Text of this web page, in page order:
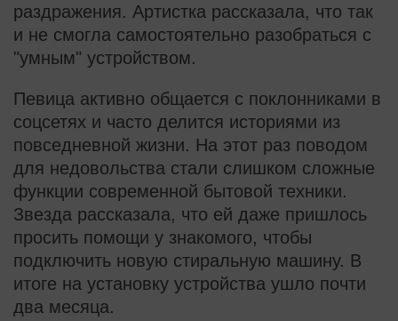
раздражения. Артистка рассказала, что так
и не смогла самостоятельно разобраться с
"умным" устройством.
Певица активно общается с поклонниками в
соцсетях и часто делится историями из
повседневной жизни. На этот раз поводом
для недовольства стали слишком сложные
функции современной бытовой техники.
Звезда рассказала, что ей даже пришлось
просить помощи у знакомого, чтобы
подключить новую стиральную машину. В
итоге на установку устройства ушло почти
два месяца.